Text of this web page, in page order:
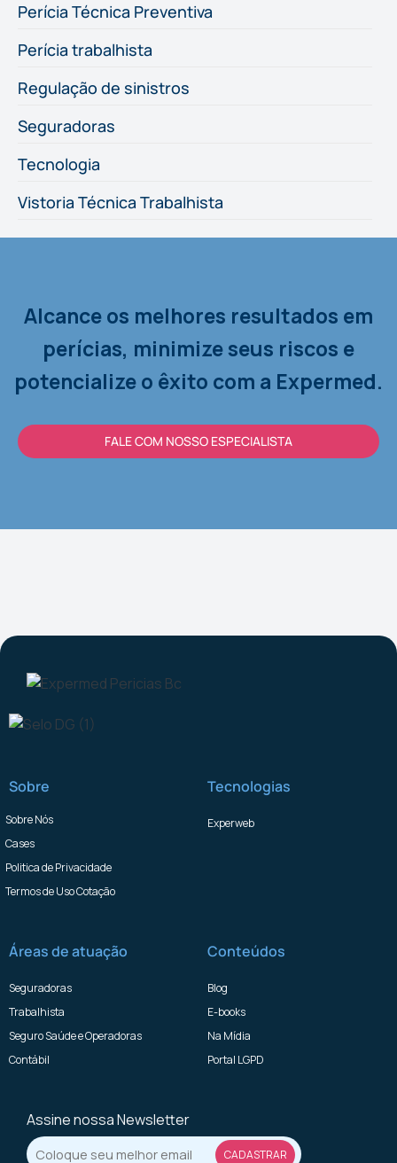
Perícia Técnica Preventiva
Perícia trabalhista
Regulação de sinistros
Seguradoras
Tecnologia
Vistoria Técnica Trabalhista
Alcance os melhores resultados em
perícias, minimize seus riscos e
potencialize o êxito com a Expermed.
FALE COM NOSSO ESPECIALISTA
Sobre
Sobre Nós
Cases
Politica de Privacidade
Termos de Uso Cotação
Tecnologias
Experweb
Áreas de atuação
Seguradoras
Trabalhista
Seguro Saúde e Operadoras
Contábil
Conteúdos
Blog
E-books
Na Mídia
Portal LGPD
Assine nossa Newsletter